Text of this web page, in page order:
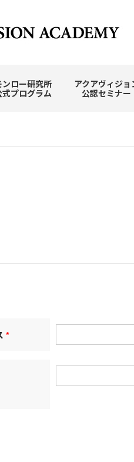
ンロー研究所
式プログラム
アクアヴィジョ
公認セミナー
*